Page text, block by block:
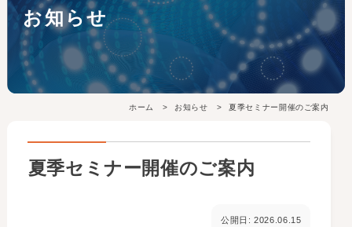
お知らせ
ホーム お知らせ 夏季セミナー開催のご案内
夏季セミナー開催のご案内
公開日: 2026.06.15